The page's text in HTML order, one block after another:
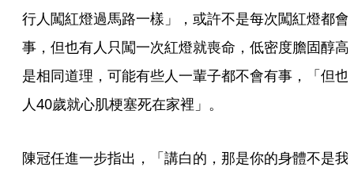
行人闖紅燈過馬路一樣」，或許不是每次闖紅燈都會
事，但也有人只闖一次紅燈就喪命，低密度膽固醇高
是相同道理，可能有些人一輩子都不會有事，「但也
人40歲就心肌梗塞死在家裡」。
陳冠任進一步指出，「講白的，那是你的身體不是我